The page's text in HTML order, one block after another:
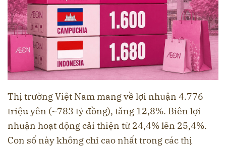
Thị trường Việt Nam mang về lợi nhuận 4.776
triệu yên (~783 tỷ đồng), tăng 12,8%. Biên lợi
nhuận hoạt động cải thiện từ 24,4% lên 25,4%.
Con số này không chỉ cao nhất trong các thị